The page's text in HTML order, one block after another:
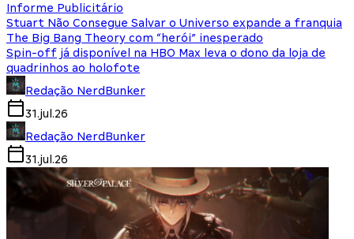
Informe Publicitário
Stuart Não Consegue Salvar o Universo expande a franquia
The Big Bang Theory com “herói” inesperado
Spin-off já disponível na HBO Max leva o dono da loja de
quadrinhos ao holofote
Redação NerdBunker
31.jul.26
Redação NerdBunker
31.jul.26